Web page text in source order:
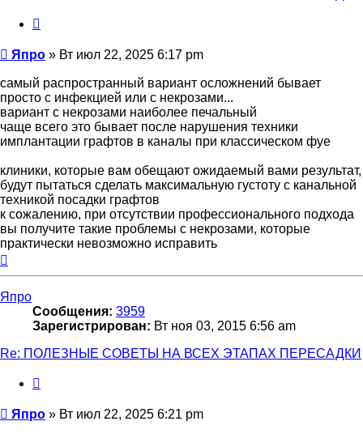
Сообщение
Япро » Вт июл 22, 2025 6:17 pm
самый распространный вариант осложнений бывает
просто с инфекцией или с некрозами...
вариант с некрозами наиболее печальный
чаще всего это бывает после нарушения техники
имплантации графтов в каналы при классическом фуе
клиники, которые вам обещают ожидаемый вами результат,
будут пытаться сделать максимальную густоту с канальной
техникой посадки графтов
к сожалению, при отсутствии профессионального подхода
вы получите такие проблемы с некрозами, которые
практически невозможно исправить
Япро
Сообщения: 3959
Зарегистрирован: Вт ноя 03, 2015 6:56 am
Re: ПОЛЕЗНЫЕ СОВЕТЫ НА ВСЕХ ЭТАПАХ ПЕРЕСАДКИ
Сообщение
Япро » Вт июл 22, 2025 6:21 pm